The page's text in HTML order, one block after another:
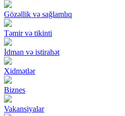
Gözəllik və sağlamlıq
Təmir və tikinti
İdman və istirahət
Xidmətlər
Biznes
Vakansiyalar